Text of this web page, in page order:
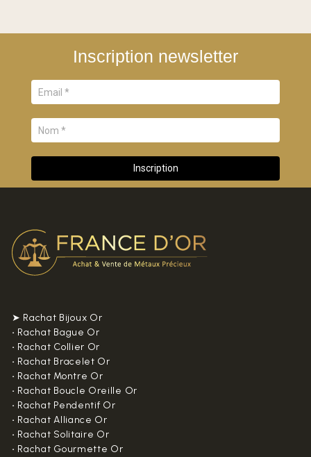
Inscription newsletter
➤ Rachat Bijoux Or
• Rachat Bague Or
• Rachat Collier Or
• Rachat Bracelet Or
• Rachat Montre Or
• Rachat Boucle Oreille Or
• Rachat Pendentif Or
• Rachat Alliance Or
• Rachat Solitaire Or
• Rachat Gourmette Or